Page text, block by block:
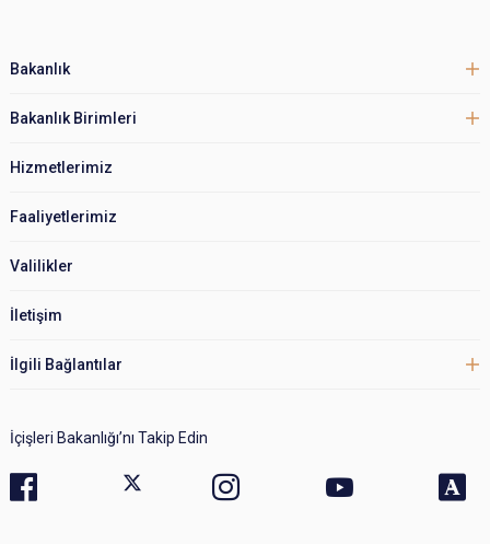
Bakanlık
Bakanlık Birimleri
Hizmetlerimiz
Faaliyetlerimiz
Valilikler
İletişim
İlgili Bağlantılar
İçişleri Bakanlığı’nı Takip Edin